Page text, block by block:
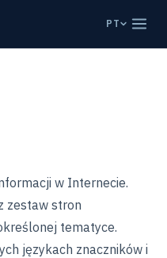
PT
w Internecie.
zestaw stron
tematyce.
językach znaczników i